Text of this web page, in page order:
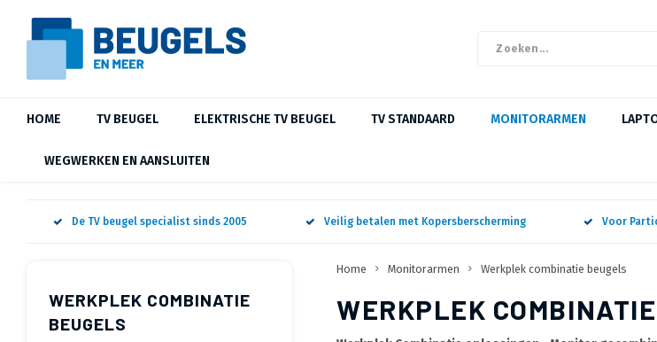
HOME TV BEUGEL ELEKTRISCHE TV BEUGEL TV STANDAARD MONITORARMEN
WEGWERKEN EN AANSLUITEN
De TV beugel specialist sinds 2005 Veilig betalen met Kopersberscherming Voor
WERKPLEK COMBINATIE
BEUGELS
Home Monitorarmen Werkplek combinatie beugels
WERKPLEK